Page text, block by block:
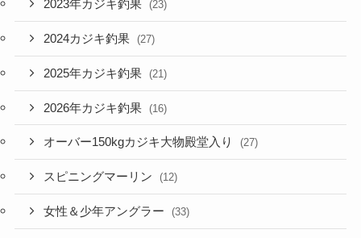
2023年カジキ釣果 (23)
2024カジキ釣果 (27)
2025年カジキ釣果 (21)
2026年カジキ釣果 (16)
オーバー150kgカジキ大物殿堂入り (27)
スピニングマーリン (12)
女性＆少年アングラー (33)